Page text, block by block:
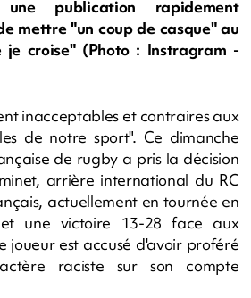
publication rapidement
mettre "un coup de casque" au
croise" (Photo : Instragram -
inacceptables et contraires aux
de notre sport". Ce dimanche
de rugby a pris la décision
arrière international du RC
actuellement en tournée en
une victoire 13-28 face aux
joueur est accusé d'avoir proféré
raciste sur son compte